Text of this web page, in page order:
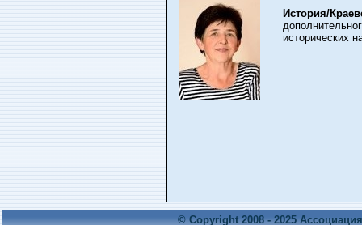
История/
исторических
© Copyright 2008 - 2025